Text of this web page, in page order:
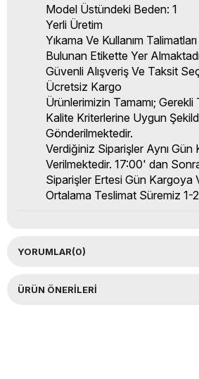
Model Üstündeki Beden: 1
Yerli Üretim
Yıkama Ve Kullanım
Bulunan Etikette Yer
Güvenli Alışveriş Ve Taksit
Ücretsiz Kargo
Ürünlerimizin Tamamı; Gerekli
Kalite Kriterlerine Uygun
Gönderilmektedir.
Verdiğiniz Siparişler Aynı Gün
Verilmektedir. 17:00' dan
Siparişler Ertesi Gün Kargoya
Ortalama Teslimat Süremiz 1-
YORUMLAR(0)
ÜRÜN ÖNERILERI